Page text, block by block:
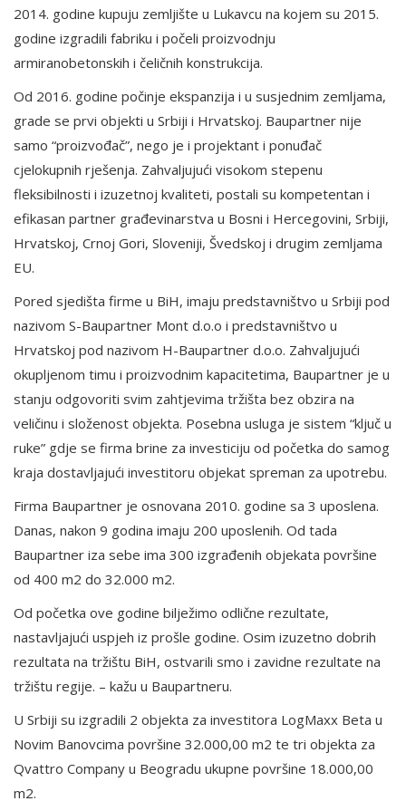
2014. godine kupuju zemljište u Lukavcu na kojem su 2015.
godine izgradili fabriku i počeli proizvodnju
armiranobetonskih i čeličnih konstrukcija.
Od 2016. godine počinje ekspanzija i u susjednim zemljama,
grade se prvi objekti u Srbiji i Hrvatskoj. Baupartner nije
samo “proizvođač”, nego je i projektant i ponuđač
cjelokupnih rješenja. Zahvaljujući visokom stepenu
fleksibilnosti i izuzetnoj kvaliteti, postali su kompetentan i
efikasan partner građevinarstva u Bosni i Hercegovini, Srbiji,
Hrvatskoj, Crnoj Gori, Sloveniji, Švedskoj i drugim zemljama
EU.
Pored sjedišta firme u BiH, imaju predstavništvo u Srbiji pod
nazivom S-Baupartner Mont d.o.o i predstavništvo u
Hrvatskoj pod nazivom H-Baupartner d.o.o. Zahvaljujući
okupljenom timu i proizvodnim kapacitetima, Baupartner je u
stanju odgovoriti svim zahtjevima tržišta bez obzira na
veličinu i složenost objekta. Posebna usluga je sistem “ključ u
ruke” gdje se firma brine za investiciju od početka do samog
kraja dostavljajući investitoru objekat spreman za upotrebu.
Firma Baupartner je osnovana 2010. godine sa 3 uposlena.
Danas, nakon 9 godina imaju 200 uposlenih. Od tada
Baupartner iza sebe ima 300 izgrađenih objekata površine
od 400 m2 do 32.000 m2.
Od početka ove godine bilježimo odlične rezultate,
nastavljajući uspjeh iz prošle godine. Osim izuzetno dobrih
rezultata na tržištu BiH, ostvarili smo i zavidne rezultate na
tržištu regije. – kažu u Baupartneru.
U Srbiji su izgradili 2 objekta za investitora LogMaxx Beta u
Novim Banovcima površine 32.000,00 m2 te tri objekta za
Qvattro Company u Beogradu ukupne površine 18.000,00
m2.